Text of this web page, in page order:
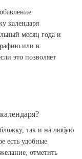
календаря
месяц года и
или в
это позволяет
так и на любую
есть удобные
отметить